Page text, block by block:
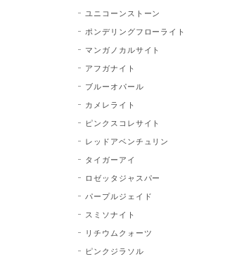
ユニコーンストーン
ポンデリングフローライト
マンガノカルサイト
アフガナイト
ブルーオパール
カメレライト
ピンクスコレサイト
レッドアベンチュリン
タイガーアイ
ロゼッタジャスパー
パープルジェイド
スミソナイト
リチウムクォーツ
ピンクジラソル